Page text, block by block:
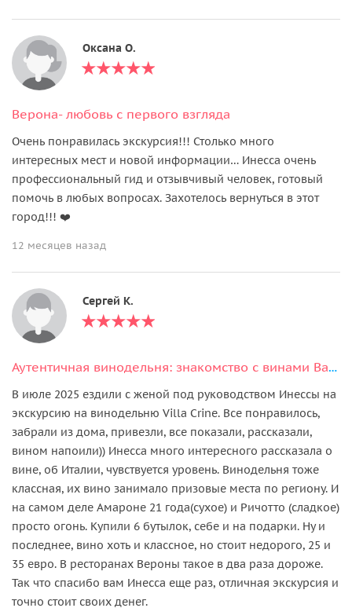
Оксана О.
Верона- любовь с первого взгляда
Очень понравилась экскурсия!!! Столько много
интересных мест и новой информации… Инесса очень
профессиональный гид и отзывчивый человек, готовый
помочь в любых вопросах. Захотелось вернуться в этот
город!!! ❤️
12 месяцев назад
Сергей К.
Аутентичная винодельня: знакомство с винами Вальполичелла и Амароне
В июле 2025 ездили с женой под руководством Инессы на
экскурсию на винодельню Villa Crine. Все понравилось,
забрали из дома, привезли, все показали, рассказали,
вином напоили)) Инесса много интересного рассказала о
вине, об Италии, чувствуется уровень. Винодельня тоже
классная, их вино занимало призовые места по региону. И
на самом деле Амароне 21 года(сухое) и Ричотто (сладкое)
просто огонь. Купили 6 бутылок, себе и на подарки. Ну и
последнее, вино хоть и классное, но стоит недорого, 25 и
35 евро. В ресторанах Вероны такое в два раза дороже.
Так что спасибо вам Инесса еще раз, отличная экскурсия и
точно стоит своих денег.